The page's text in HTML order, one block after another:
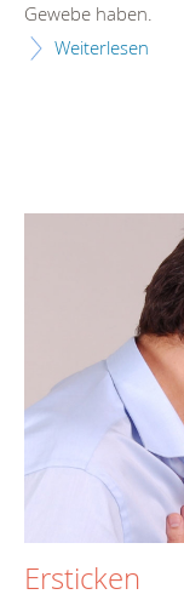
Gewebe haben.
Weiterlesen
Ersticken